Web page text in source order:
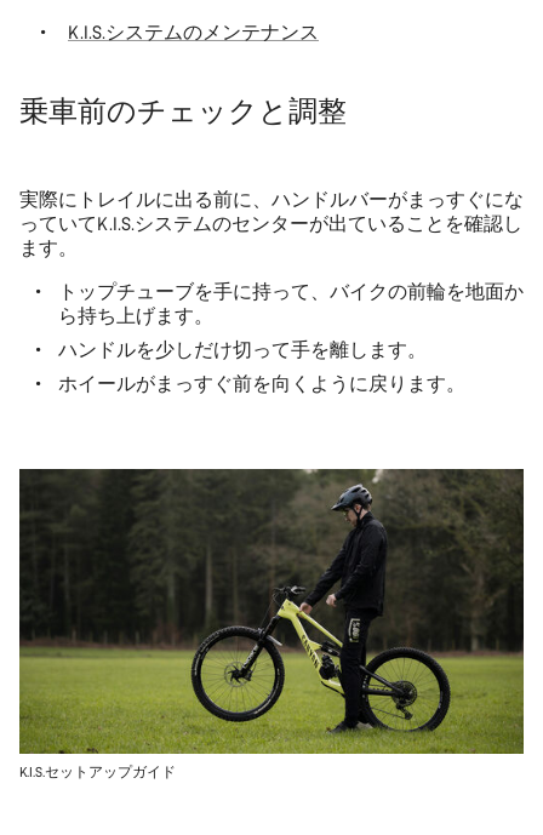
K.I.S.システムのメンテナンス
乗車前のチェックと調整
実際にトレイルに出る前に、ハンドルバーがまっすぐにな
っていてK.I.S.システムのセンターが出ていることを確認し
ます。
トップチューブを手に持って、バイクの前輪を地面か
ら持ち上げます。
ハンドルを少しだけ切って手を離します。
ホイールがまっすぐ前を向くように戻ります。
K.I.S.セットアップガイド